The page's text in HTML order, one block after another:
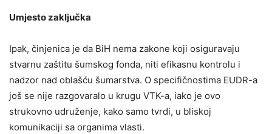
Umjesto zaključka
Ipak, činjenica je da BiH nema zakone koji osiguravaju
stvarnu zaštitu šumskog fonda, niti efikasnu kontrolu i
nadzor nad oblašću šumarstva. O specifičnostima EUDR-a
još se nije razgovaralo u krugu VTK-a, iako je ovo
strukovno udruženje, kako samo tvrdi, u bliskoj
komunikaciji sa organima vlasti.